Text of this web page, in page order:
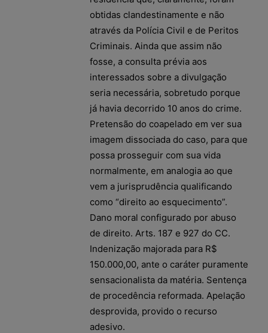
obtidas clandestinamente e não
através da Polícia Civil e de Peritos
Criminais. Ainda que assim não
fosse, a consulta prévia aos
interessados sobre a divulgação
seria necessária, sobretudo porque
já havia decorrido 10 anos do crime.
Pretensão do coapelado em ver sua
imagem dissociada do caso, para que
possa prosseguir com sua vida
normalmente, em analogia ao que
vem a jurisprudência qualificando
como “direito ao esquecimento”.
Dano moral configurado por abuso
de direito. Arts. 187 e 927 do CC.
Indenização majorada para R$
150.000,00, ante o caráter puramente
sensacionalista da matéria. Sentença
de procedência reformada. Apelação
desprovida, provido o recurso
adesivo.